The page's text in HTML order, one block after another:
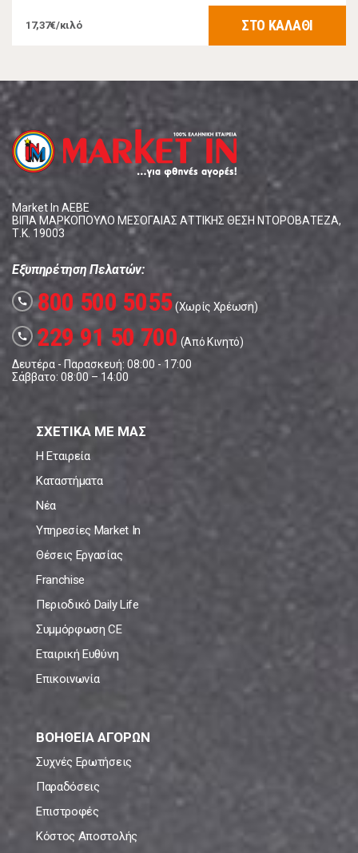
17,37€/κιλό ΣΤΟ ΚΑΛΑΘΙ
Market In ΑΕΒΕ
ΒΙΠΑ ΜΑΡΚΟΠΟΥΛΟ ΜΕΣΟΓΑΙΑΣ ΑΤΤΙΚΗΣ ΘΕΣΗ ΝΤΟΡΟΒΑΤΕΖΑ,
Τ.Κ. 19003
Εξυπηρέτηση Πελατών:
call 800 500 5055(Χωρίς Χρέωση)
call 229 91 50 700 (Από Κινητό)
Δευτέρα - Παρασκευή: 08:00 - 17:00
Σάββατο: 08:00 – 14:00
ΣΧΕΤΙΚΑ ΜΕ ΜΑΣ
Η Εταιρεία
Καταστήματα
Νέα
Υπηρεσίες Market In
Θέσεις Εργασίας
Franchise
Περιοδικό Daily Life
Συμμόρφωση CE
Εταιρική Ευθύνη
Επικοινωνία
ΒΟΗΘΕΙΑ ΑΓΟΡΩΝ
Συχνές Ερωτήσεις
Παραδόσεις
Επιστροφές
Κόστος Αποστολής